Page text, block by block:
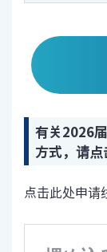
有关2026
方式，请点
点击此处申请